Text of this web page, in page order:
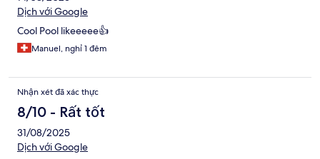
Dịch với Google
Cool Pool likeeeee👍
Manuel, nghỉ 1 đêm
Nhận xét đã xác thực
8/10 - Rất tốt
31/08/2025
Dịch với Google